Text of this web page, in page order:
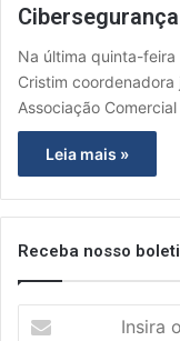
Na última quinta-
Cristim
Associação
Leia mais »
Receba nosso